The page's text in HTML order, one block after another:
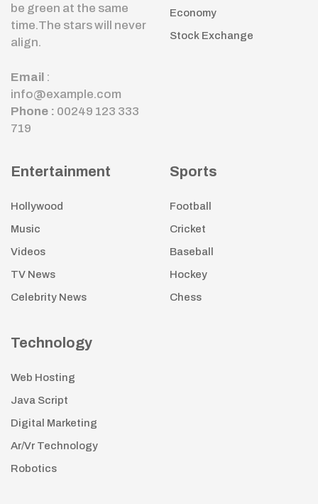
be green at the same
time.The stars will never
align.
Email :
info@example.com
Phone : 00249 123 333
719
Economy
Stock Exchange
Entertainment
Hollywood
Music
Videos
TV News
Celebrity News
Sports
Football
Cricket
Baseball
Hockey
Chess
Technology
Web Hosting
Java Script
Digital Marketing
Ar/Vr Technology
Robotics